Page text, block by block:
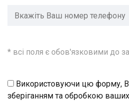
* всі поля є обов'язковими до
Використовуючи цю форму,
зберіганням та обробкою